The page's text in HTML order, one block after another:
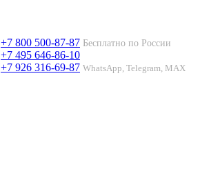
+7 800 500-87-87 Бесплатно по России
+7 495 646-86-10
+7 926 316-69-87 WhatsApp, Telegram, MAX